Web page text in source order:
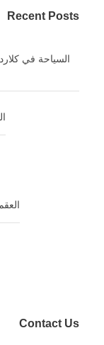
Recent Posts
السياحة في
Contact Us